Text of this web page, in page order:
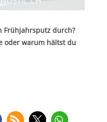
Frühjahrsputz durch?
oder warum hältst du